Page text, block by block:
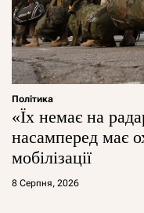
Політика
«Їх немає на
насамперед має
мобілізації
8 Серпня, 2026